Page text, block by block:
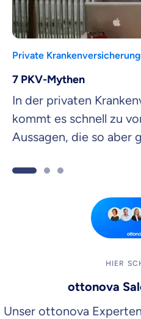
Private Krankenversicherung
7 PKV-Mythen
In der privaten
kommt es schnell zu
Aussagen, die so aber
über die gängigsten
HIER
ottonova
Unser ottonova